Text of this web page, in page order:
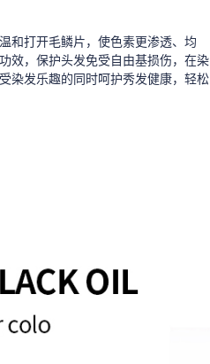
和打开毛鳞片，使色素更渗透、均
效，保护头发免受自由基损伤，在染
染发乐趣的同时呵护秀发健康，轻松